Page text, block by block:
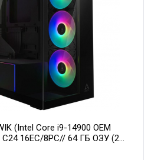
(Intel Core i9-14900 OEM
C24 16EC/8PC// 64 ГБ ОЗУ (2
24GB GDDR6X 384-Bit 3xDP